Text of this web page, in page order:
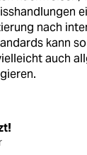
nach
kann
auch